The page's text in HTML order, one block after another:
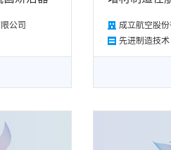
公司
成立航空股
先进制造技术